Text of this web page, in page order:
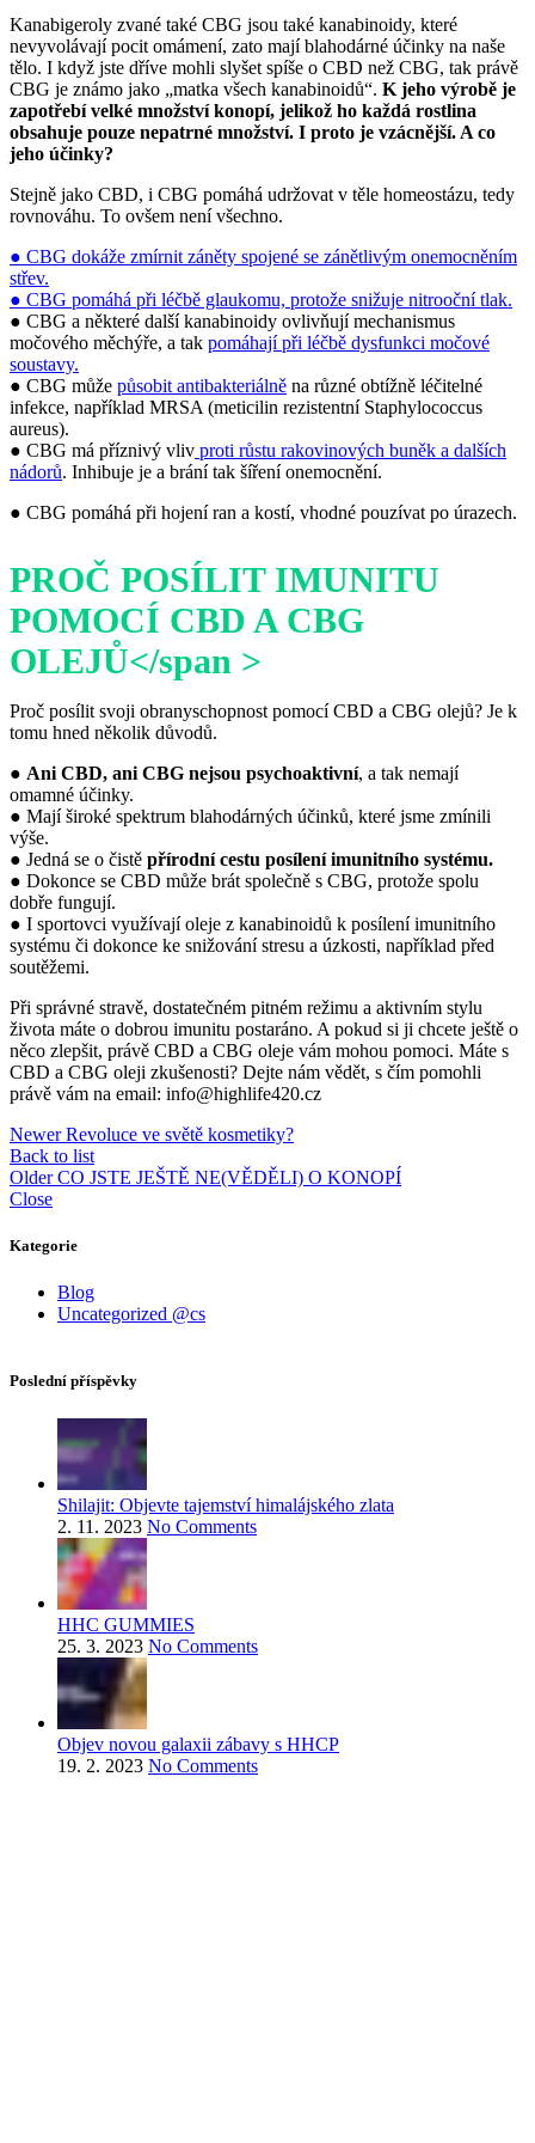
Kanabigeroly zvané také CBG jsou také kanabinoidy, které
nevyvolávají pocit omámení, zato mají blahodárné účinky na naše
tělo. I když jste dříve mohli slyšet spíše o CBD než CBG, tak právě
CBG je známo jako „matka všech kanabinoidů“. K jeho výrobě je
zapotřebí velké množství konopí, jelikož ho každá rostlina
obsahuje pouze nepatrné množství. I proto je vzácnější. A co
jeho účinky?
Stejně jako CBD, i CBG pomáhá udržovat v těle homeostázu, tedy
rovnováhu. To ovšem není všechno.
● CBG dokáže zmírnit záněty spojené se zánětlivým onemocněním
střev.
● CBG pomáhá při léčbě glaukomu, protože snižuje nitrooční tlak.
● CBG a některé další kanabinoidy ovlivňují mechanismus
močového měchýře, a tak pomáhají při léčbě dysfunkci močové
soustavy.
● CBG může působit antibakteriálně na různé obtížně léčitelné
infekce, například MRSA (meticilin rezistentní Staphylococcus
aureus).
● CBG má příznivý vliv proti růstu rakovinových buněk a dalších
nádorů. Inhibuje je a brání tak šíření onemocnění.
● CBG pomáhá při hojení ran a kostí, vhodné pouzívat po úrazech.
PROČ POSÍLIT IMUNITU
POMOCÍ CBD A CBG
OLEJŮ</span >
Proč posílit svoji obranyschopnost pomocí CBD a CBG olejů? Je k
tomu hned několik důvodů.
● Ani CBD, ani CBG nejsou psychoaktivní, a tak nemají
omamné účinky.
● Mají široké spektrum blahodárných účinků, které jsme zmínili
výše.
● Jedná se o čistě přírodní cestu posílení imunitního systému.
● Dokonce se CBD může brát společně s CBG, protože spolu
dobře fungují.
● I sportovci využívají oleje z kanabinoidů k posílení imunitního
systému či dokonce ke snižování stresu a úzkosti, například před
soutěžemi.
Při správné stravě, dostatečném pitném režimu a aktivním stylu
života máte o dobrou imunitu postaráno. A pokud si ji chcete ještě o
něco zlepšit, právě CBD a CBG oleje vám mohou pomoci. Máte s
CBD a CBG oleji zkušenosti? Dejte nám vědět, s čím pomohli
právě vám na email: info@highlife420.cz
Newer Revoluce ve světě kosmetiky?
Back to list
Older CO JSTE JEŠTĚ NE(VĚDĚLI) O KONOPÍ
Close
Kategorie
Blog
Uncategorized @cs
Poslední příspěvky
Shilajit: Objevte tajemství himalájského zlata
2. 11. 2023 No Comments
HHC GUMMIES
25. 3. 2023 No Comments
Objev novou galaxii zábavy s HHCP
19. 2. 2023 No Comments